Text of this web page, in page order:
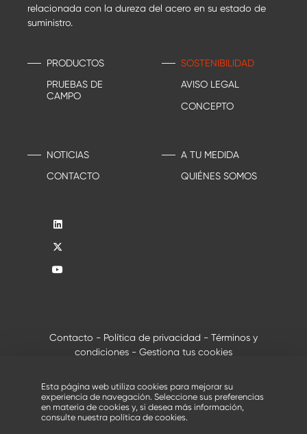
relacionada con la dureza del acero en su estado de
suministro.
PRODUCTOS
PRUEBAS DE
CAMPO
SOSTENIBILIDAD
AVISO LEGAL
CONCEPTO
NOTICIAS
CONTACTO
A TU MEDIDA
QUIÉNES SOMOS
Contacto - Política de privacidad - Términos y
condiciones - Gestiona tus cookies
Industeel
Esta página web utiliza cookies para mejorar su
experiencia de navegación. Seleccione sus preferencias
en materia de cookies y, si desea más información,
consulte nuestra política de cookies.